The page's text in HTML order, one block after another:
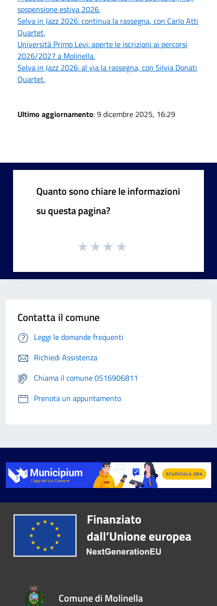
sospensione estiva 2026.
Selva in Jazz 2026: continua la rassegna, con Carlo Atti
Quartet.
Università Primo Levi: aperte le iscrizioni ai percorsi
2026/2027 a Molinella.
Selva in Jazz 2026: al via la rassegna, con Silvia Donati
Quartet.
Ultimo aggiornamento: 9 dicembre 2025, 16:29
Quanto sono chiare le informazioni
su questa pagina?
Contatta il comune
Leggi le domande frequenti
Richiedi Assistenza
Chiama il comune 0516906811
Prenota un appuntamento
Comune di Molinella